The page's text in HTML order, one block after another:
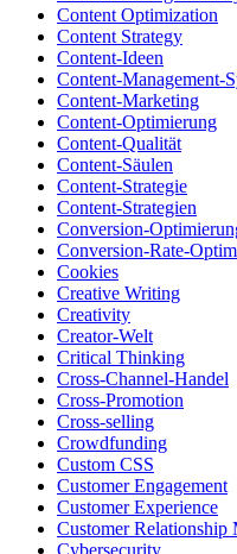
Content Optimization
Content Strategy
Content-Ideen
Content-Management-
Content-Marketing
Content-Optimierung
Content-Qualität
Content-Säulen
Content-Strategie
Content-Strategien
Conversion-
Conversion-Rate-
Cookies
Creative Writing
Creativity
Creator-Welt
Critical Thinking
Cross-Channel-Handel
Cross-Promotion
Cross-selling
Crowdfunding
Custom CSS
Customer Engagement
Customer Experience
Customer Relationship